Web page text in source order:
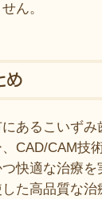
ん。
め
あるこいず
、CAD/CAM技
快適な治療
た高品質な治